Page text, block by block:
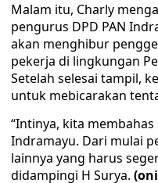
Malam itu, Charly
pengurus DPD PAN
akan menghibur
pekerja di lingkungan
Setelah selesai tampil,
untuk mebicarakan
“Intinya, kita
Indramayu. Dari mulai
lainnya yang harus
didampingi H Surya.